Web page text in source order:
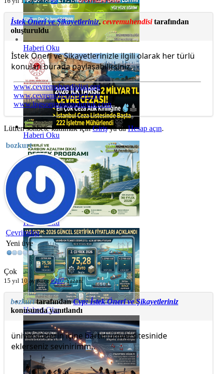
Haberi Oku
Haberi Oku
Haberi Oku
Haberi Oku
İstek Öneri ve Şikayetleriniz,cevremuhendisitarafından
oluşturuldu
İstek Öneri ve Şikayetlerinizle ilgili olarak her türlü
konuları burada paylaşabilirsiniz.
www.cevremuhendisligi.org
www.cevremuhendisleri.org
www.lpgsorumlumudurluk.com
Lütfen sohbete katılmak içinGirişya daHesap açın.
bozkurt
Çevrimdışı
Yeni üye
Çok
15 yıl 10 ay önce #207 Yazan:bozkurt
bozkurttarafındanCvp: İstek Öneri ve Şikayetleriniz
konusunda yanıtlandı
üniversitelerin içine bartın üniversitesinide
eklerseniz sevinirimm..